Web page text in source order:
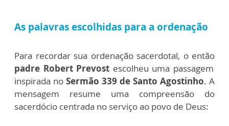
As palavras escolhidas para a ordenação
Para recordar sua ordenação sacerdotal, o então
padre Robert Prevost escolheu uma passagem
inspirada no Sermão 339 de Santo Agostinho. A
mensagem resume uma compreensão do
sacerdócio centrada no serviço ao povo de Deus: